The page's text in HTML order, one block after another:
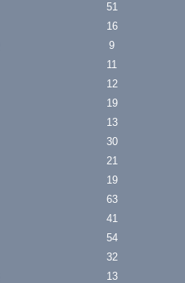
51
16
9
11
12
19
13
30
21
19
63
41
54
32
13